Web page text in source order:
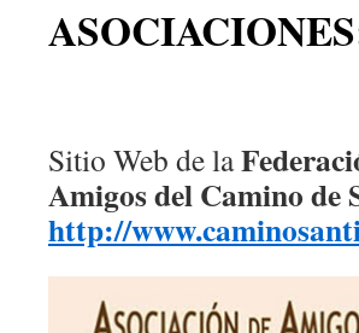
Sitio Web de la
Amigos del Camino de
http://